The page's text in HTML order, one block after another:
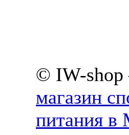
© IW-
магазин
питания в